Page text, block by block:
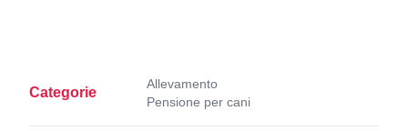
Categorie
Allevamento
Pensione per cani